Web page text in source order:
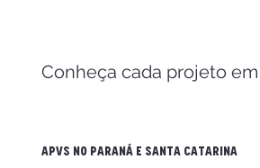
Conheça cada projeto
APVs no paraná e santa catarina